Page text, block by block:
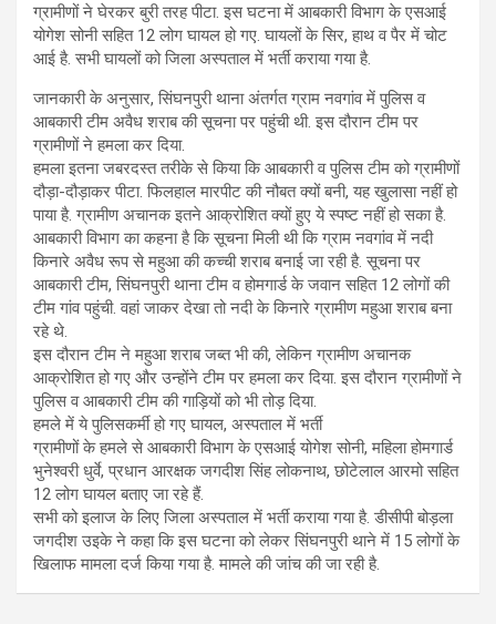
ग्रामीणों ने घेरकर बुरी तरह पीटा. इस घटना में आबकारी विभाग के एसआई
योगेश सोनी सहित 12 लोग घायल हो गए. घायलों के सिर, हाथ व पैर में चोट
आई है. सभी घायलों को जिला अस्पताल में भर्ती कराया गया है.
जानकारी के अनुसार, सिंघनपुरी थाना अंतर्गत ग्राम नवगांव में पुलिस व
आबकारी टीम अवैध शराब की सूचना पर पहुंची थी. इस दौरान टीम पर
ग्रामीणों ने हमला कर दिया.
हमला इतना जबरदस्त तरीके से किया कि आबकारी व पुलिस टीम को ग्रामीणों
दौड़ा-दौड़ाकर पीटा. फिलहाल मारपीट की नौबत क्यों बनी, यह खुलासा नहीं हो
पाया है. ग्रामीण अचानक इतने आक्रोशित क्यों हुए ये स्पष्ट नहीं हो सका है.
आबकारी विभाग का कहना है कि सूचना मिली थी कि ग्राम नवगांव में नदी
किनारे अवैध रूप से महुआ की कच्ची शराब बनाई जा रही है. सूचना पर
आबकारी टीम, सिंघनपुरी थाना टीम व होमगार्ड के जवान सहित 12 लोगों की
टीम गांव पहुंची. वहां जाकर देखा तो नदी के किनारे ग्रामीण महुआ शराब बना
रहे थे.
इस दौरान टीम ने महुआ शराब जब्त भी की, लेकिन ग्रामीण अचानक
आक्रोशित हो गए और उन्होंने टीम पर हमला कर दिया. इस दौरान ग्रामीणों ने
पुलिस व आबकारी टीम की गाड़ियों को भी तोड़ दिया.
हमले में ये पुलिसकर्मी हो गए घायल, अस्पताल में भर्ती
ग्रामीणों के हमले से आबकारी विभाग के एसआई योगेश सोनी, महिला होमगार्ड
भुनेश्वरी धुर्वे, प्रधान आरक्षक जगदीश सिंह लोकनाथ, छोटेलाल आरमो सहित
12 लोग घायल बताए जा रहे हैं.
सभी को इलाज के लिए जिला अस्पताल में भर्ती कराया गया है. डीसीपी बोड़ला
जगदीश उइके ने कहा कि इस घटना को लेकर सिंघनपुरी थाने में 15 लोगों के
खिलाफ मामला दर्ज किया गया है. मामले की जांच की जा रही है.